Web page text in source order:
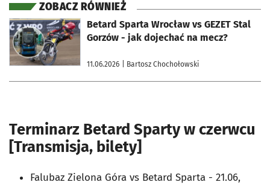
ZOBACZ RÓWNIEŻ
Betard Sparta Wrocław vs GEZET Stal
Gorzów - jak dojechać na mecz?
11.06.2026 | Bartosz Chochołowski
otworzy się w nowej karcie
Terminarz Betard Sparty w czerwcu
[Transmisja, bilety]
Falubaz Zielona Góra vs Betard Sparta - 21.06,